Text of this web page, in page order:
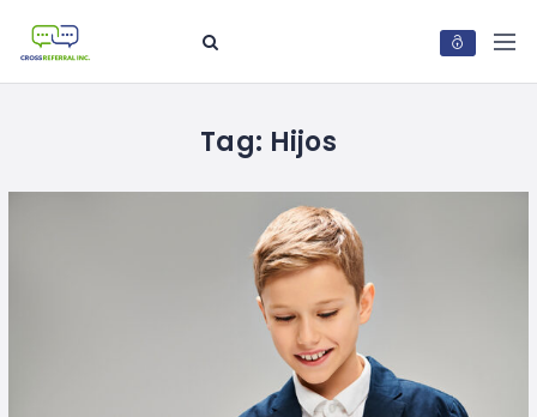
Tag: Hijos